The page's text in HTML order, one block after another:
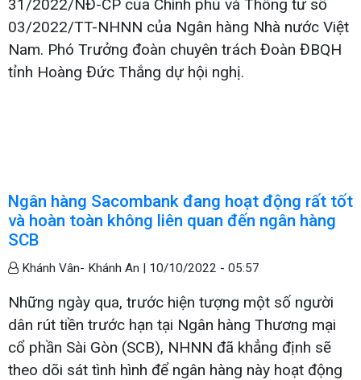
31/2022/NĐ-CP của Chính phủ và Thông tư số
03/2022/TT-NHNN của Ngân hàng Nhà nước Việt
Nam. Phó Trưởng đoàn chuyên trách Đoàn ĐBQH
tỉnh Hoàng Đức Thắng dự hội nghị.
Ngân hàng Sacombank đang hoạt động rất tốt
và hoàn toàn không liên quan đến ngân hàng
SCB
Khánh Vân- Khánh An | 10/10/2022 - 05:57
Những ngày qua, trước hiện tượng một số người
dân rút tiền trước hạn tại Ngân hàng Thương mại
cổ phần Sài Gòn (SCB), NHNN đã khẳng định sẽ
theo dõi sát tình hình để ngân hàng này hoạt động